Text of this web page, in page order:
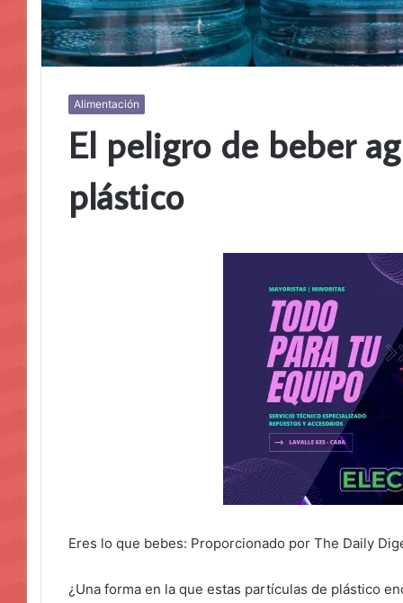
Alimentación
El peligro de beber
plástico
Eres lo que bebes: Proporcionado por The Daily
¿Una forma en la que estas partículas de plástico